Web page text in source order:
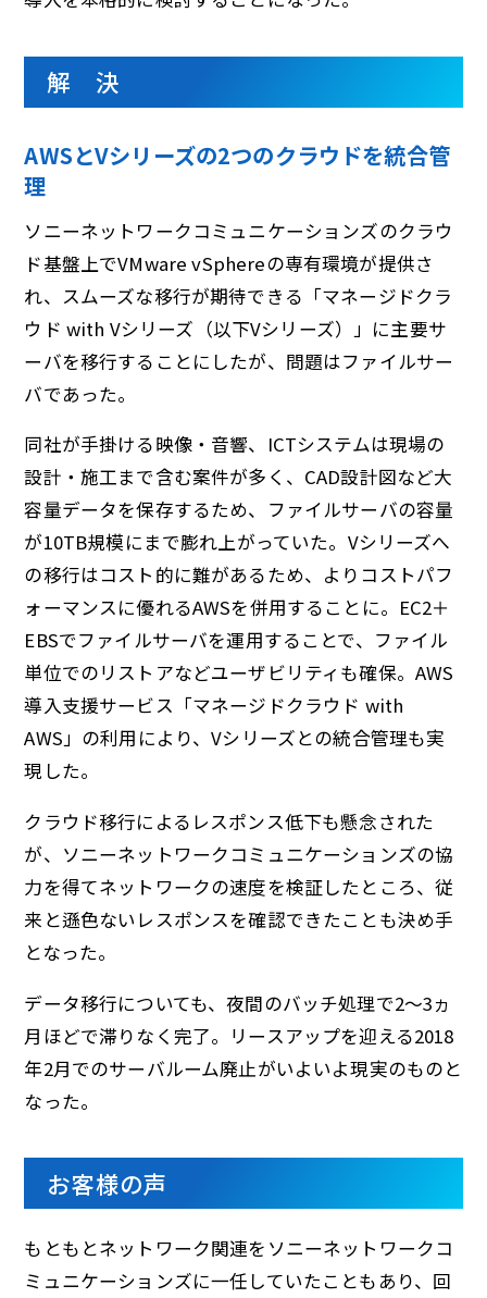
解 決
AWSとVシリーズの2つのクラウドを統合管
理
ソニーネットワークコミュニケーションズのクラウ
ド基盤上でVMware vSphereの専有環境が提供さ
れ、スムーズな移行が期待できる「マネージドクラ
ウド with Vシリーズ（以下Vシリーズ）」に主要サ
ーバを移行することにしたが、問題はファイルサー
バであった。
同社が手掛ける映像・音響、ICTシステムは現場の
設計・施工まで含む案件が多く、CAD設計図など大
容量データを保存するため、ファイルサーバの容量
が10TB規模にまで膨れ上がっていた。Vシリーズへ
の移行はコスト的に難があるため、よりコストパフ
ォーマンスに優れるAWSを併用することに。EC2＋
EBSでファイルサーバを運用することで、ファイル
単位でのリストアなどユーザビリティも確保。AWS
導入支援サービス「マネージドクラウド with
AWS」の利用により、Vシリーズとの統合管理も実
現した。
クラウド移行によるレスポンス低下も懸念された
が、ソニーネットワークコミュニケーションズの協
力を得てネットワークの速度を検証したところ、従
来と遜色ないレスポンスを確認できたことも決め手
となった。
データ移行についても、夜間のバッチ処理で2～3ヵ
月ほどで滞りなく完了。リースアップを迎える2018
年2月でのサーバルーム廃止がいよいよ現実のものと
なった。
お客様の声
もともとネットワーク関連をソニーネットワークコ
ミュニケーションズに一任していたこともあり、回